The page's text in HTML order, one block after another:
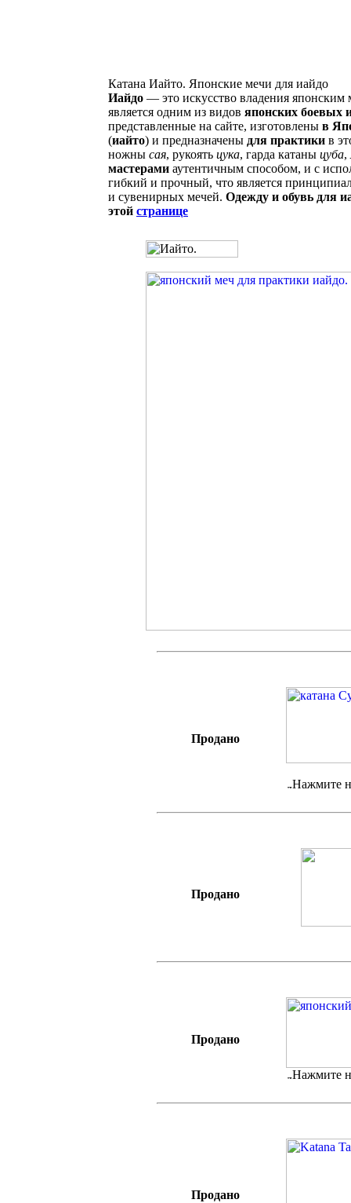
Катана Иайто. Японские мечи для иайдо
Иайдо — это искусство владения японским
является одним из видов японских боевых
представленные на сайте, изготовлены в
(иайто) и предназначены для практики в
ножны сая, рукоять цука, гарда катаны цуба,
мастерами аутентичным способом, и с
гибкий и прочный, что является
и сувенирных мечей. Одежду и обувь для
этой странице
Продано
Нажмите
Продано
Продано
Нажмите
Продано